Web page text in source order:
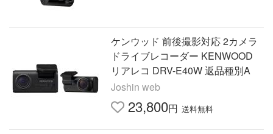
ケンウッド 前後撮影対応 2カメラ
ドライブレコーダー KENWOOD
リアレコ DRV-E40W 返品種別A
Joshin web
23,800円 送料無料